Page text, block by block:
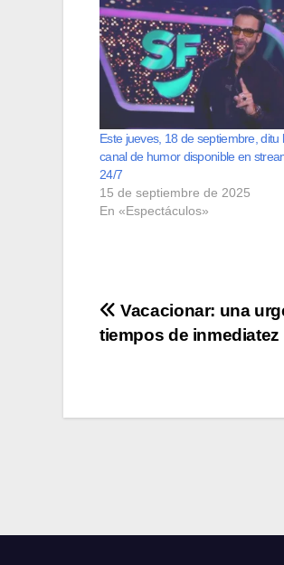
Este jueves, 18 de septiembre, ditu
canal de humor disponible en
24/7
15 de septiembre de 2025
En «Espectáculos»
Navegación
Vacacionar: una
tiempos de inmediatez